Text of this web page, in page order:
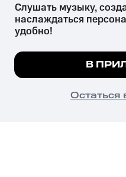
психотропных веществ, их
их незаконный оборот
законодательством
© 2026 ООО «КИОН».
Все права защищены
Мы используем куки,
Подробнее
Слушать музыку,
наслаждаться
удобно!
В
Остаться